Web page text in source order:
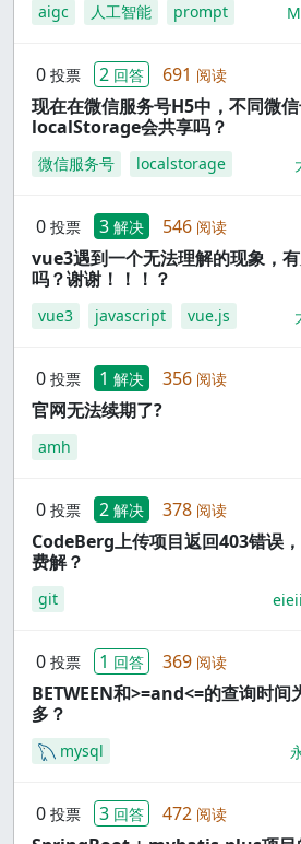
aigc 人工智能 prompt
0 投票 2 回答 691 阅读
现在在微信服务号H5中，不同微
localStorage会共享吗？
微信服务号 localstorage
0 投票 3 解决 546 阅读
vue3遇到一个无法理解的现象，
吗？谢谢！！！？
vue3 javascript vue.js
0 投票 1 解决 356 阅读
官网无法续期了?
amh
0 投票 2 解决 378 阅读
CodeBerg上传项目返回403错误
费解？
git
0 投票 1 回答 369 阅读
BETWEEN和>=and<=的查询时间
多？
mysql
0 投票 3 回答 472 阅读